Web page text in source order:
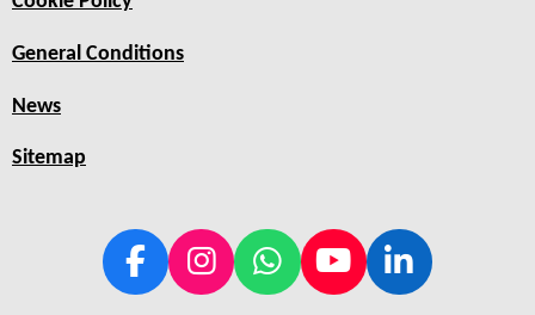
General Conditions
News
Sitemap
F
I
W
Y
L